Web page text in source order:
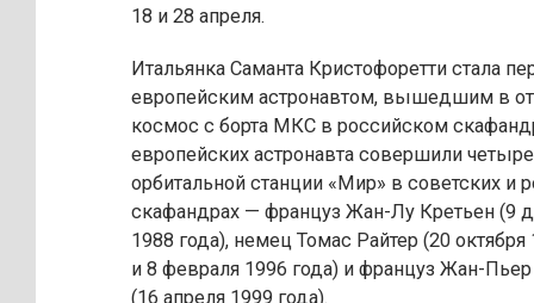
18 и 28 апреля.
Итальянка Саманта Кристофоретти стала
европейским астронавтом, вышедшим в
космос с борта МКС в российском
европейских астронавта совершили
орбитальной станции «Мир» в советских и
скафандрах — француз Жан-Лу Кретьен (9
1988 года), немец Томас Райтер (20 октября
и 8 февраля 1996 года) и француз Жан-
(16 апреля 1999 года).